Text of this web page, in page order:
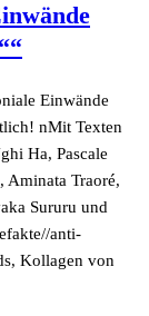
Einwände
nMit Texten
Ha, Pascale
Aminata Traoré,
Sururu und
anti-
Kollagen von